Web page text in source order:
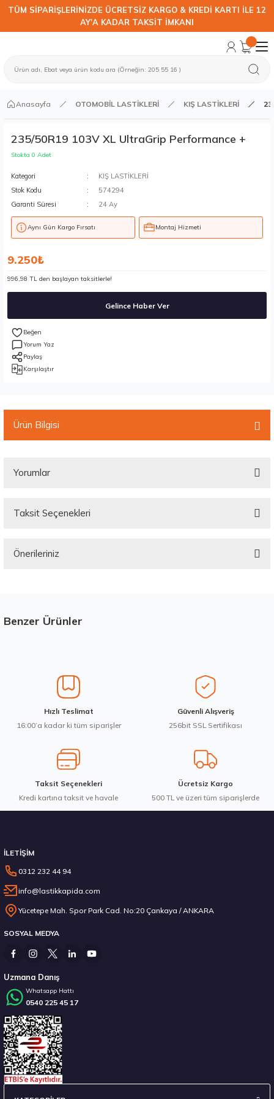
TÜM SİPARİŞLERİNİZDE ÜCRETSİZ KARGO & KREDİ KARTI İLE 12
AY'A KADAR TAKSİT İMKANI
Anasayfa OTOMOBİL LASTİKLERİ KIŞ LASTİKLERİ
235/50R19 103V XL UltraGrip Performance +
Stokta 0 Adet
Kategori
KIŞ LASTİKLERİ
Stok Kodu
574294
Garanti Süresi
24 Ay
Aynı Gün Kargo Fırsatı Montaj Hizmeti
9.250₺
996,98 TL den başlayan taksitlerle!
Gelince Haber Ver
Yorum Yaz
Paylaş
Karşılaştır
Ürün Bilgisi
Yorumlar
Taksit Seçenekleri
Önerileriniz
Görüş ve önerileriniz için teşekkür ederiz.
Ürün bilgilerinde hatalar bulunuyor.
Ürün fiyatı diğer sitelerden daha pahalı.
Bu ürüne benzer farklı alternatifler olmalı.
Benzer Ürünler
Hankook 195/55R20 95H XL Winter i*cept evo3 W330 Kış 2025
21.135,28 ₺
Stokta 12 Adet
Hızlı Teslimat
16:00’a kadar ki tüm siparişler
Güvenli Alışveriş
256bit SSL Sertifikası
Taksit Seçenekleri
Kredi kartına taksit ve havale
Ücretsiz Kargo
500 TL ve üzeri tüm siparişlerde
İLETİŞİM
0312 232 44 94
info@lastikkapida.com
Yücetepe Mah. Spor Park Cad. No:20 Çankaya / ANKARA
SOSYAL MEDYA
Uzmana Danış
Whatsapp Hattı
0540 225 45 17